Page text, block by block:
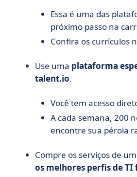
Essa é uma das
próximo passo na
Confira os currículos
Use uma plataforma
talent.io.
Você tem acesso
A cada semana, 200
encontre sua pérola
Compre os serviços de
os melhores perfis de TI